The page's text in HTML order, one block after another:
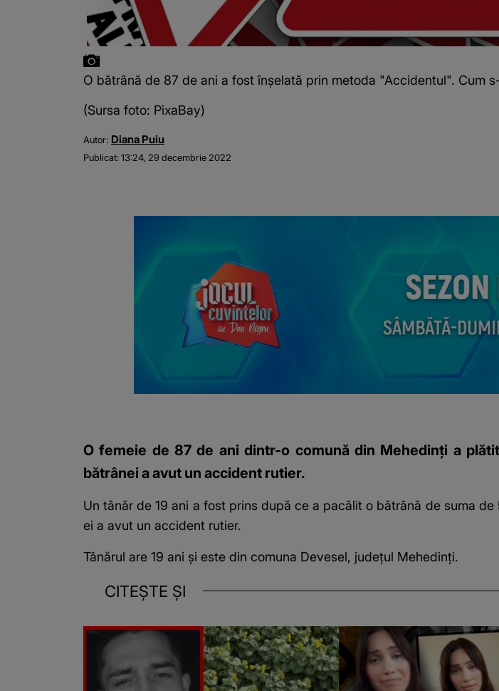
O bătrână de 87 de ani a fost înșelată prin metoda "Accidentul". Cum
(Sursa foto: PixaBay)
Autor: Diana Puiu
Publicat:13:24, 29 decembrie 2022
O femeie de 87 de ani dintr-o comună din Mehedinți a
bătrânei a avut un accident rutier.
Un tânăr de 19 ani a fost prins după ce a pacălit o bătrână de suma
ei a avut un accident rutier.
Tânărul are 19 ani și este din comuna Devesel, județul Mehedinți.
CITEȘTE ȘI